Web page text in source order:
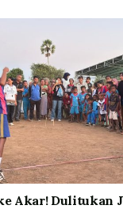
Akar! Dulitukan